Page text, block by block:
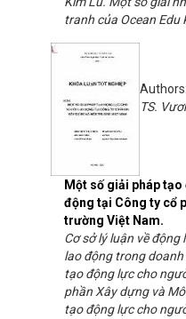
tranh của Ocean Edu
Một số giải pháp
động tại Công ty cổ
trường Việt Nam.
Authors:
TS.
Cơ sở lý luận về
lao động trong
tạo động lực cho
phần Xây dựng và
tạo động lực cho